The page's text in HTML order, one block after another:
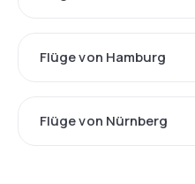
Flüge von Hamburg
Flüge von Nürnberg